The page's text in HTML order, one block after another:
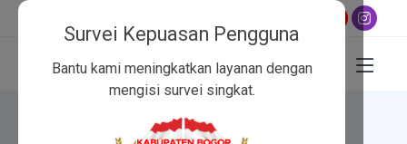
Dzuhur 12:02 ,Ashar
Survei Kepuasan Pengguna
Bantu kami meningkatkan layanan dengan
mengisi survei singkat.